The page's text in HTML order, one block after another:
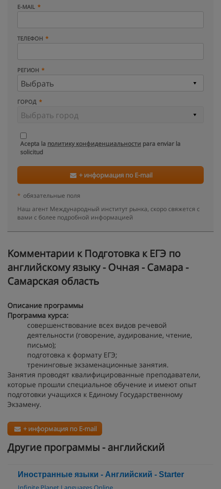
E-MAIL
ТЕЛЕФОН
РЕГИОН
ГОРОД
Acepta la политику конфиденциальности para enviar la
solicitud
+ информация по E-mail
* обязательные поля
Наш агент Международный институт рынка, скоро свяжется с
вами с более подробной информацией
Kомментарии к Подготовка к ЕГЭ по
английскому языку - Очная - Самара -
Самарская область
Описание программы
Программа курса:
совершенствование всех видов речевой
деятельности (говорение, аудирование, чтение,
письмо);
подготовка к формату ЕГЭ;
тренинговые экзаменационные занятия.
Занятия проводят квалифицированные преподаватели,
которые прошли специальное обучение и имеют опыт
подготовки учащихся к Единому Государственному
Экзамену.
+ информация по E-mail
Другие программы - английский
Иностранные языки - Английский - Starter